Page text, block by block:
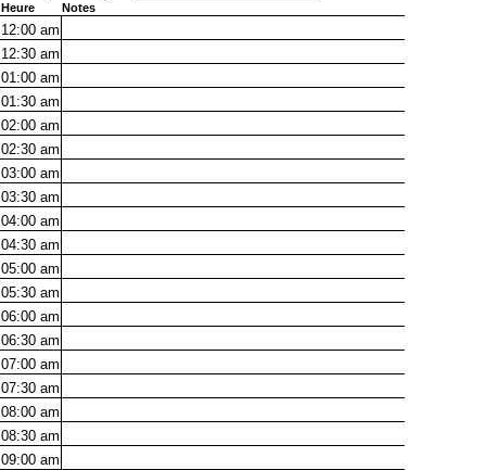
Heure Notes
12:00 am
12:30 am
01:00 am
01:30 am
02:00 am
02:30 am
03:00 am
03:30 am
04:00 am
04:30 am
05:00 am
05:30 am
06:00 am
06:30 am
07:00 am
07:30 am
08:00 am
08:30 am
09:00 am